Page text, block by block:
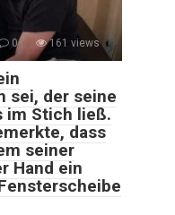
0 161 views
sei, der seine
im Stich ließ.
dass
seiner
Hand ein